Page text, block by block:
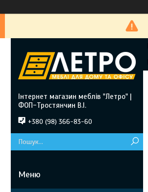
Інтернет магазин меблів "Летро" |
ФОП-Тростянчин В.І.
+380 (98) 366-83-60